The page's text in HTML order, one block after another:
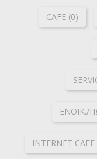
CAFE (0)
ΕΝΟΙΚ./
INTERNET CAFE